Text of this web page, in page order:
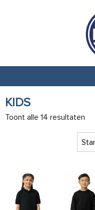
KIDS
Toont alle 14 resultaten